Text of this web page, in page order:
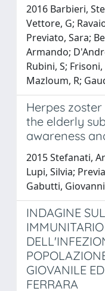
2016 Barbieri,
Vettore, G;
Previato, Sara;
Armando;
Rubini, S;
Mazloum, R;
Herpes
the elderly
awareness
2015 Stefanati,
Lupi, Silvia;
Gabutti, Giovanni
INDAGINE
GIOVANILE
FERRARA